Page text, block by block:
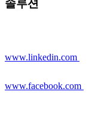
솔루션
www.linkedin.com
www.facebook.com